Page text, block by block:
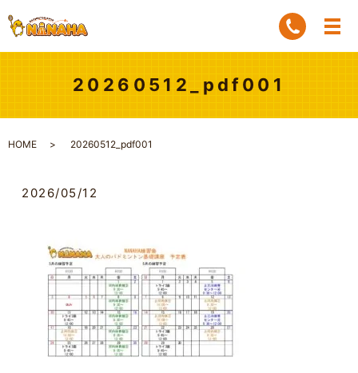
20260512_pdf001
HOME 20260512_pdf001
2026/05/12